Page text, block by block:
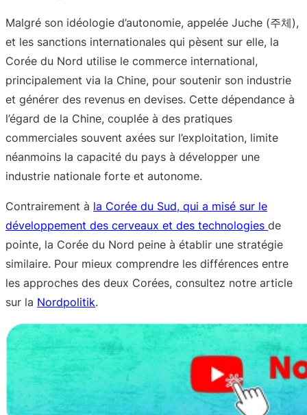
Malgré son idéologie d’autonomie, appelée Juche (주체),
et les sanctions internationales qui pèsent sur elle, la
Corée du Nord utilise le commerce international,
principalement via la Chine, pour soutenir son industrie
et générer des revenus en devises. Cette dépendance à
l’égard de la Chine, couplée à des pratiques
commerciales souvent axées sur l’exploitation, limite
néanmoins la capacité du pays à développer une
industrie nationale forte et autonome.
Contrairement à la Corée du Sud, qui a misé sur le
développement des cerveaux et des technologies de
pointe, la Corée du Nord peine à établir une stratégie
similaire. Pour mieux comprendre les différences entre
les approches des deux Corées, consultez notre article
sur la Nordpolitik.